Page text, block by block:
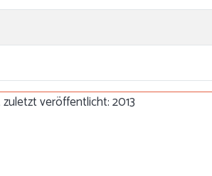
veröffentlicht: 2013